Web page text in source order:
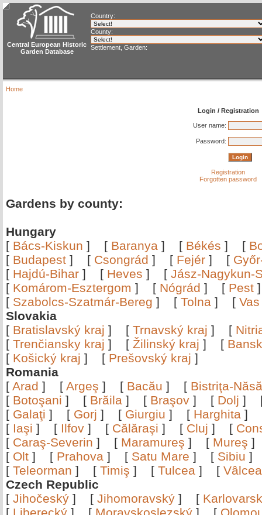
Central European Historic
Garden Database
Country:
County:
Settlement, Garden:
Home
Login / Registration
User name:
Password:
Registration
Forgotten password
Gardens by county:
Hungary
[ Bács-Kiskun ] [ Baranya ] [ Békés ] [
[ Budapest ] [ Csongrád ] [ Fejér ] [
[ Hajdú-Bihar ] [ Heves ] [ Jász-Nagykun-
[ Komárom-Esztergom ] [ Nógrád ] [ Pest
[ Szabolcs-Szatmár-Bereg ] [ Tolna ] [ Vas
Slovakia
[ Bratislavský kraj ] [ Trnavský kraj ] [
[ Trenčiansky kraj ] [ Žilinský kraj ] [
[ Košický kraj ] [ Prešovský kraj ]
Romania
[ Arad ] [ Argeş ] [ Bacău ] [ Bistriţa-
[ Botoşani ] [ Brăila ] [ Braşov ] [ Dolj ]
[ Galaţi ] [ Gorj ] [ Giurgiu ] [ Harghita ]
[ Iaşi ] [ Ilfov ] [ Călăraşi ] [ Cluj ] [
[ Caraş-Severin ] [ Maramureş ] [ Mureş
[ Olt ] [ Prahova ] [ Satu Mare ] [ Sibiu
[ Teleorman ] [ Timiş ] [ Tulcea ] [
Czech Republic
[ Jihočeský ] [ Jihomoravský ] [